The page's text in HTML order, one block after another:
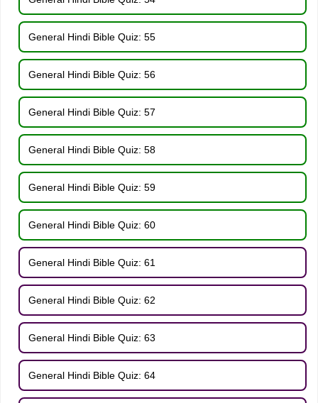
General Hindi Bible Quiz: 55
General Hindi Bible Quiz: 56
General Hindi Bible Quiz: 57
General Hindi Bible Quiz: 58
General Hindi Bible Quiz: 59
General Hindi Bible Quiz: 60
General Hindi Bible Quiz: 61
General Hindi Bible Quiz: 62
General Hindi Bible Quiz: 63
General Hindi Bible Quiz: 64